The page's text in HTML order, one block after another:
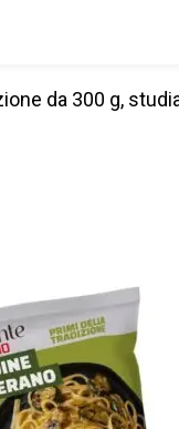
da 300 g,